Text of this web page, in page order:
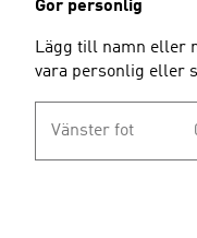
Gör personlig
Lägg till namn eller
vara personlig eller
Vänster fot